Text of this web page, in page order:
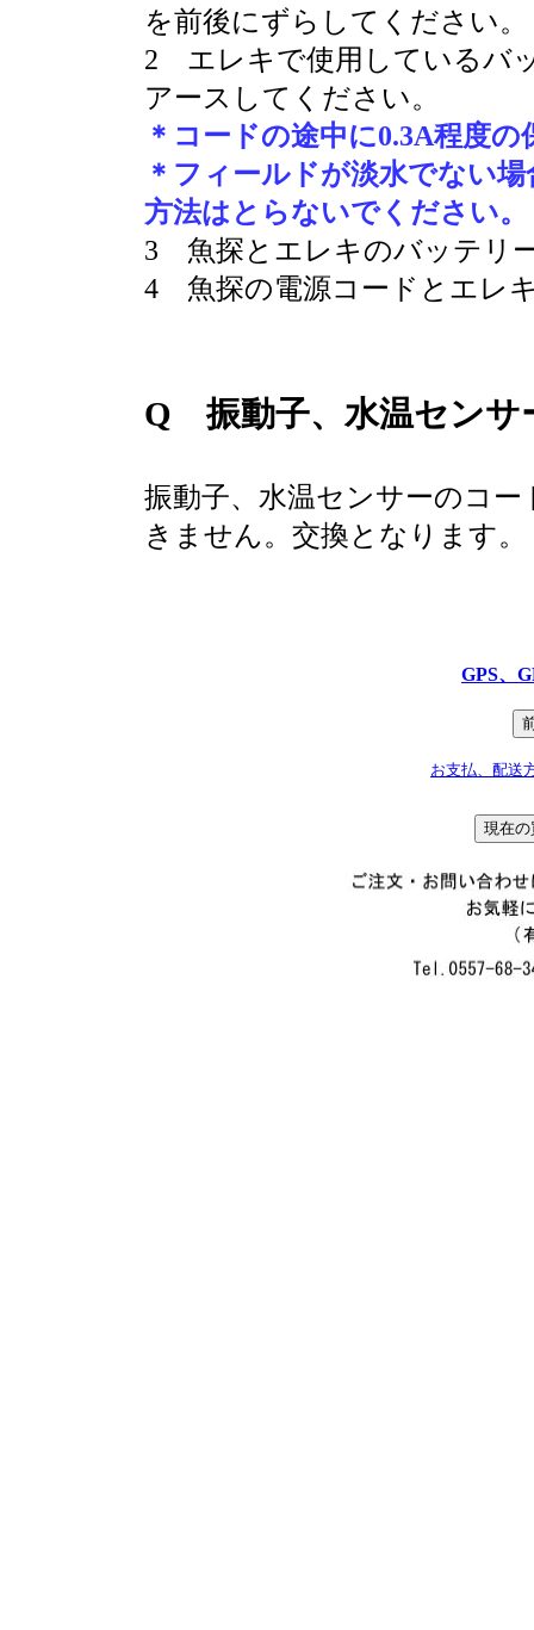
を前後にずらしてください。
2 エレキで使用しているバ
アースしてください。
＊コードの途中に0.3A程度
＊フィールドが淡水でない
方法はとらないでください。
3 魚探とエレキのバッテリ
4 魚探の電源コードとエレ
Q 振動子、水温センサ
振動子、水温センサーのコ
きません。交換となります。
GPS、
お支払、配送